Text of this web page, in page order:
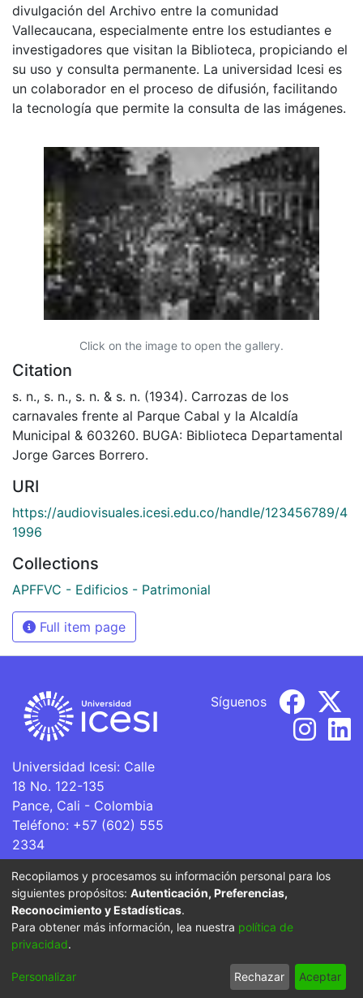
divulgación del Archivo entre la comunidad
Vallecaucana, especialmente entre los estudiantes e
investigadores que visitan la Biblioteca, propiciando el
su uso y consulta permanente. La universidad Icesi es
un colaborador en el proceso de difusión, facilitando
la tecnología que permite la consulta de las imágenes.
Click on the image to open the gallery.
Citation
s. n., s. n., s. n. & s. n. (1934). Carrozas de los
carnavales frente al Parque Cabal y la Alcaldía
Municipal & 603260. BUGA: Biblioteca Departamental
Jorge Garces Borrero.
URI
https://audiovisuales.icesi.edu.co/handle/123456789/4
1996
Collections
APFFVC - Edificios - Patrimonial
Full item page
Universidad Icesi: Calle
18 No. 122-135
Pance, Cali - Colombia
Teléfono: +57 (602) 555
2334
ventanillaunica@icesi.edu.co
Síguenos
La Universidad Icesi es una Institución de Educación
Superior que se encuentra sujeta a inspección y vigilancia
por parte del Ministerio de Educación Nacional.
Cookie
End User
Agreement
Send
Feedback
Recopilamos y procesamos su información personal para los
siguientes propósitos: Autenticación, Preferencias,
Reconocimiento y Estadísticas.
Para obtener más información, lea nuestra política de
privacidad.
Personalizar Rechazar Aceptar